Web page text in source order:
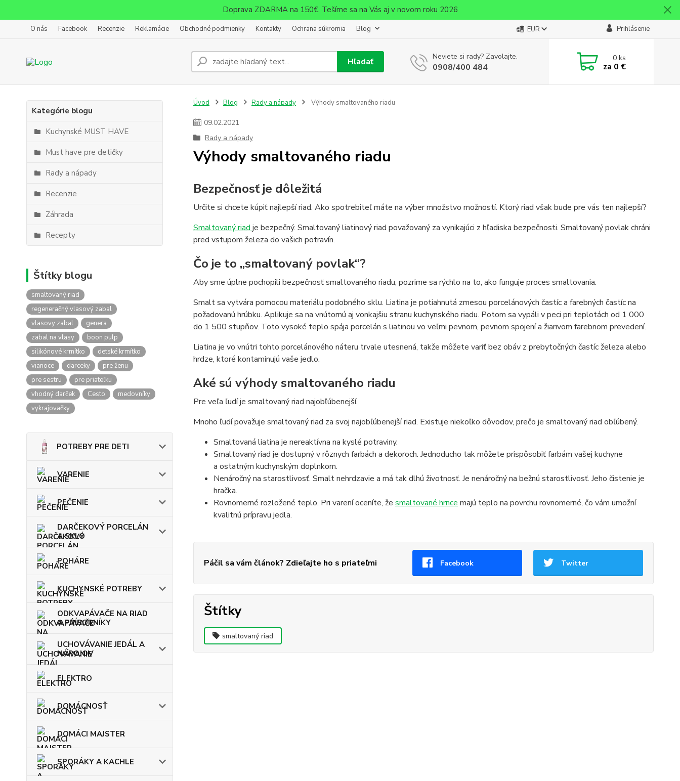
Doprava ZDARMA na 150€. Tešíme sa na Vás aj v novom roku 2026
O nás Facebook Recenzie Reklamácie Obchodné podmienky Kontakty Ochrana súkromia Blog EUR Prihlásenie
Hľadať Neviete si rady? Zavolajte.
0908/400 484
0ks
za 0 €
Kategórie blogu
Kuchynské MUST HAVE
Must have pre detičky
Rady a nápady
Recenzie
Záhrada
Recepty
Štítky blogu
smaltovaný riad
regeneračný vlasový zabal
vlasovy zabal
genera
zabal na vlasy
boon pulp
silikónové krmítko
detské krmítko
vianoce
darceky
pre ženu
pre sestru
pre priateľku
vhodný darček
Cesto
medovníky
vykrajovačky
POTREBY PRE DETI
VARENIE
PEČENIE
DARČEKOVÝ PORCELÁN
A SKLO
POHÁRE
KUCHYNSKÉ POTREBY
ODKVAPÁVAČE NA RIAD
A PRÍBORNÍKY
UCHOVÁVANIE JEDÁL A
NÁPOJOV
ELEKTRO
DOMÁCNOSŤ
DOMÁCI MAJSTER
SPORÁKY A KACHLE
Úvod Blog Rady a nápady Výhody smaltovaného riadu
09.02.2021
Rady a nápady
Výhody smaltovaného riadu
Bezpečnosť je dôležitá
Určite si chcete kúpiť najlepší riad. Ako spotrebiteľ máte na výber množstvo možností. Ktorý riad však bude pre vás ten najlepší?
Smaltovaný riad je bezpečný. Smaltovaný liatinový riad považovaný za vynikajúci z hľadiska bezpečnosti. Smaltovaný povlak chráni
pred vstupom železa do vašich potravín.
Čo je to „smaltovaný povlak“?
Aby sme úplne pochopili bezpečnosť smaltovaného riadu, pozrime sa rýchlo na to, ako funguje proces smaltovania.
Smalt sa vytvára pomocou materiálu podobného sklu. Liatina je potiahnutá zmesou porcelánových častíc a farebných častíc na
požadovanú hrúbku. Aplikuje sa na vnútornú aj vonkajšiu stranu kuchynského riadu. Potom sa vypáli v peci pri teplotách od 1 000
do 1 500 stupňov. Toto vysoké teplo spája porcelán s liatinou vo veľmi pevnom, pevnom spojení a žiarivom farebnom prevedení.
Liatina je vo vnútri tohto porcelánového náteru trvale utesnená, takže môžete variť bez obáv z prebytočných častíc železa alebo
hrdze, ktoré kontaminujú vaše jedlo.
Aké sú výhody smaltovaného riadu
Pre veľa ľudí je smaltovaný riad najobľúbenejší.
Mnoho ľudí považuje smaltovaný riad za svoj najobľúbenejší riad. Existuje niekoľko dôvodov, prečo je smaltovaný riad obľúbený.
Smaltovaná liatina je nereaktívna na kyslé potraviny.
Smaltovaný riad je dostupný v rôznych farbách a dekoroch. Jednoducho tak môžete prispôsobiť farbám vašej kuchyne
a ostatným kuchynským doplnkom.
Nenáročný na starostlivosť. Smalt nehrdzavie a má tak dlhú životnosť. Je nenáročný na bežnú starostlivosť. Jeho čistenie je
hračka.
Rovnomerné rozložené teplo. Pri varení oceníte, že smaltované hrnce majú teplo na povrchu rovnomerné, čo vám umožní
kvalitnú prípravu jedla.
Páčil sa vám článok? Zdieľajte ho s priateľmi Facebook Twitter
Štítky
smaltovaný riad